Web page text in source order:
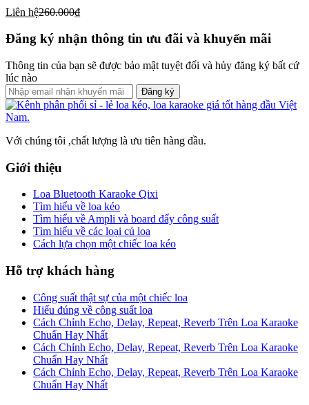
Liên hệ260.000₫
Đăng ký nhận thông tin ưu đãi và khuyến mãi
Thông tin của bạn sẽ được bảo mật tuyệt đối và hủy đăng ký bất cứ
lúc nào
Đăng ký
Với chúng tôi ,chất lượng là ưu tiên hàng đầu.
Giới thiệu
Loa Bluetooth Karaoke Qixi
Tìm hiểu về loa kéo
Tìm hiểu về Ampli và board đẩy công suất
Tìm hiểu về các loại củ loa
Cách lựa chọn một chiếc loa kéo
Hỗ trợ khách hàng
Công suất thật sự của một chiếc loa
Hiểu đúng về công suất loa
Cách Chỉnh Echo, Delay, Repeat, Reverb Trên Loa Karaoke
Chuẩn Hay Nhất
Cách Chỉnh Echo, Delay, Repeat, Reverb Trên Loa Karaoke
Chuẩn Hay Nhất
Cách Chỉnh Echo, Delay, Repeat, Reverb Trên Loa Karaoke
Chuẩn Hay Nhất